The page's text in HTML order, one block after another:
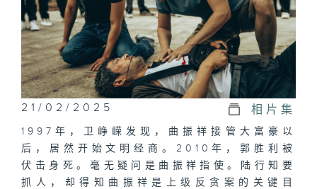
21/02/2025 相片集
1997年，卫峥嵘发现，曲振祥接管大富豪以
后，居然开始文明经商。2010年，郭胜利被
伏击身死。毫无疑问是曲振祥指使。陆行知要
抓人，却得知曲振祥是上级反贪案的关键目